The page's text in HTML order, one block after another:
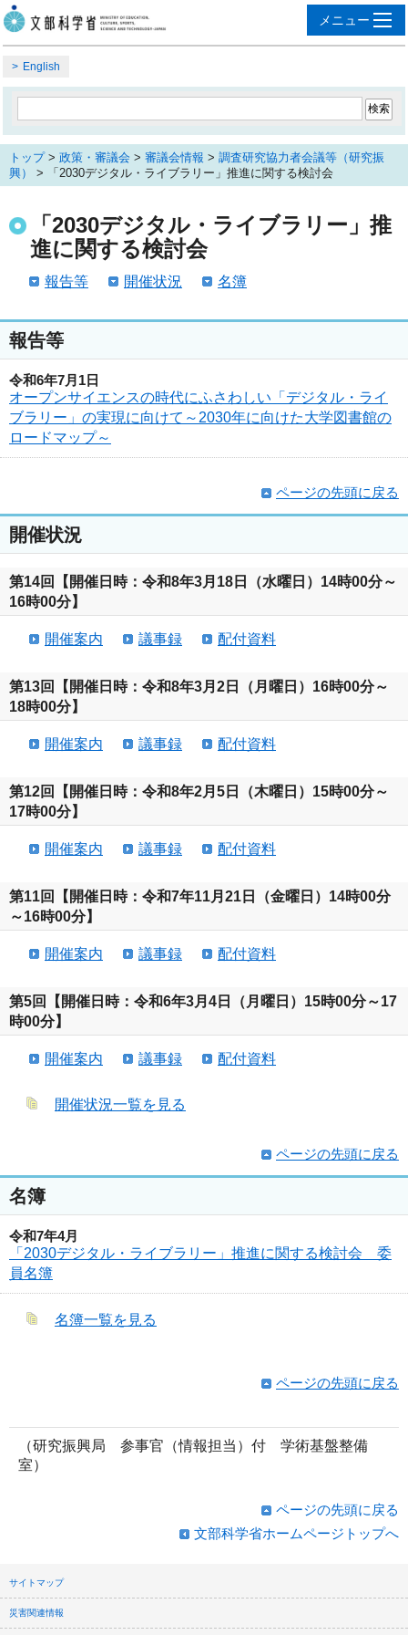
English
トップ> 政策・審議会 > 審議会情報 > 調査研究協力者会議等（研究振
興）
> 「2030デジタル・ライブラリー」推進に関する検討会
「2030デジタル・ライブラリー」推
進に関する検討会
報告等 開催状況 名簿
報告等
令和6年7月1日
オープンサイエンスの時代にふさわしい「デジタル・ライ
ブラリー」の実現に向けて～2030年に向けた大学図書館の
ロードマップ～
ページの先頭に戻る
開催状況
第14回【開催日時：令和8年3月18日（水曜日）14時00分～
16時00分】
開催案内 議事録 配付資料
第13回【開催日時：令和8年3月2日（月曜日）16時00分～
18時00分】
開催案内 議事録 配付資料
第12回【開催日時：令和8年2月5日（木曜日）15時00分～
17時00分】
開催案内 議事録 配付資料
第11回【開催日時：令和7年11月21日（金曜日）14時00分
～16時00分】
開催案内 議事録 配付資料
第5回【開催日時：令和6年3月4日（月曜日）15時00分～17
時00分】
開催案内 議事録 配付資料
開催状況一覧を見る
ページの先頭に戻る
名簿
令和7年4月
「2030デジタル・ライブラリー」推進に関する検討会 委
員名簿
名簿一覧を見る
ページの先頭に戻る
（研究振興局 参事官（情報担当）付 学術基盤整備
室）
ページの先頭に戻る
文部科学省ホームページトップへ
サイトマップ
災害関連情報